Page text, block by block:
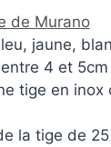
de Murano
jaune,
4 et 5cm
tige en inox
la tige de